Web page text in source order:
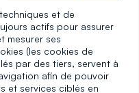
et de
actifs pour assurer
mesurer ses
(les cookies de
par des tiers, servent à
afin de pouvoir
et services ciblés en